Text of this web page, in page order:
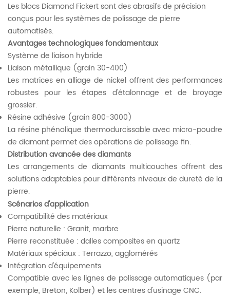
Les blocs Diamond Fickert sont des abrasifs de précision
conçus pour les systèmes de polissage de pierre
automatisés.
‌Avantages technologiques fondamentaux‌
Système de liaison hybride
Liaison métallique (grain 30-400)
Les matrices en alliage de nickel offrent des performances
robustes pour les étapes d'étalonnage et de broyage
grossier.
‌Résine adhésive (grain 800-3000)‌
La résine phénolique thermodurcissable avec micro-poudre
de diamant permet des opérations de polissage fin.
‌Distribution avancée des diamants‌
Les arrangements de diamants multicouches offrent des
solutions adaptables pour différents niveaux de dureté de la
pierre.
Scénarios d'application
Compatibilité des matériaux
Pierre naturelle : Granit, marbre
Pierre reconstituée : dalles composites en quartz
Matériaux spéciaux : Terrazzo, agglomérés
‌Intégration d'équipements‌
Compatible avec les lignes de polissage automatiques (par
exemple, Breton, Kolber) et les centres d'usinage CNC.